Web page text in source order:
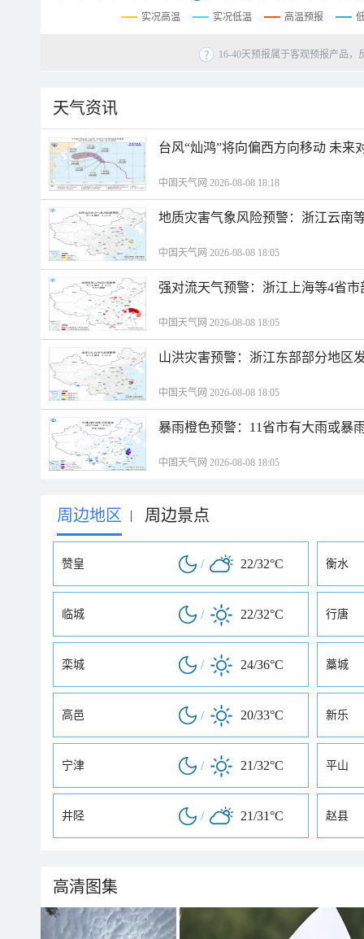
实况高温 实况低温 高温预报
16-40天预报属于客观预报产品
天气资讯
台风“灿鸿”将向偏西方向移动 未来
中国天气网 2026-08-08 18:18
地质灾害气象风险预警：浙江云南
中国天气网 2026-08-08 18:05
强对流天气预警：浙江上海等4省
中国天气网 2026-08-08 18:05
山洪灾害预警：浙江东部部分地区
中国天气网 2026-08-08 18:05
暴雨橙色预警：11省市有大雨或暴
中国天气网 2026-08-08 18:05
周边地区 | 周边景点
赞皇 / 22/32°C 衡水
临城 / 22/32°C 行唐
栾城 / 24/36°C 藁城
高邑 / 20/33°C 新乐
宁津 / 21/32°C 平山
井陉 / 21/31°C 赵县
高清图集